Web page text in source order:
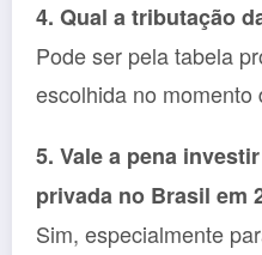
4. Qual a tributação
Pode ser pela tabela
escolhida no momento
5. Vale a pena
privada no Brasil em
Sim, especialmente